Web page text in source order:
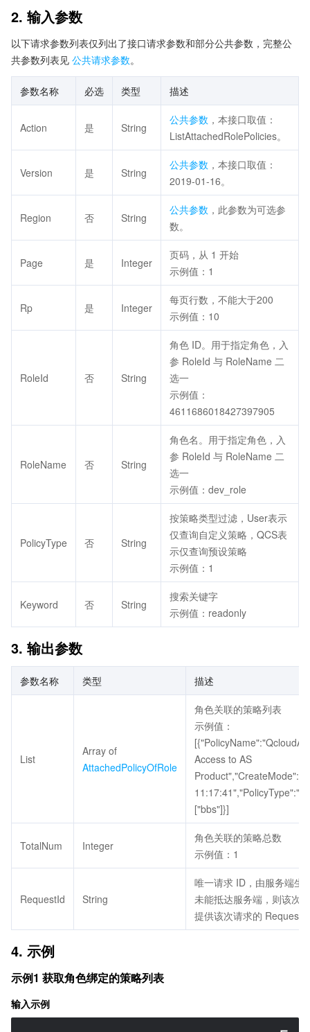
2. 输入参数
以下请求参数列表仅列出了接口请求参数和部分公共参数，完整公
共参数列表见 公共请求参数。
参数名称 必选 类型 描述
Action 是 String
公共参数 ，本接口取值：
ListAttachedRolePolicies。
Version 是 String
公共参数 ，本接口取值：
2019-01-16。
Region 否 String
公共参数 ，此参数为可选参
数。
Page 是 Integer
页码，从 1 开始
示例值：1
Rp 是 Integer
每页行数，不能大于200
示例值：10
RoleId 否 String
角色 ID。用于指定角色，入
参 RoleId 与 RoleName 二
选一
示例值：
4611686018427397905
RoleName 否 String
角色名。用于指定角色，入
参 RoleId 与 RoleName 二
选一
示例值：dev_role
PolicyType 否 String
按策略类型过滤，User表示
仅查询自定义策略，QCS表
示仅查询预设策略
示例值：1
Keyword 否 String
搜索关键字
示例值：readonly
3. 输出参数
参数名称 类型 描述
List
Array of
AttachedPolicyOfRole
角色关联的策略列表
示例值：
Access to AS
["bbs"]}]
TotalNum Integer
角色关联的策略总数
示例值：1
RequestId String
唯一请求 ID，由服务端生
未能抵达服务端，则该次
提供该次请求的
4. 示例
示例1 获取角色绑定的策略列表
输入示例